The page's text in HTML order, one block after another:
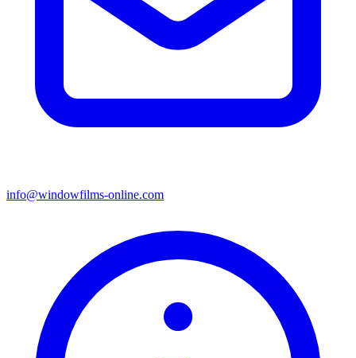
info@windowfilms-online.com